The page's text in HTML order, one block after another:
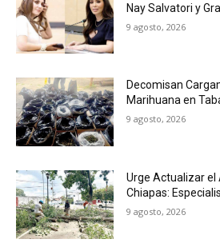
Nay Salvatori y
9 agosto, 2026
Decomisan
Marihuana en
9 agosto, 2026
Urge Actualizar el
Chiapas:
9 agosto, 2026